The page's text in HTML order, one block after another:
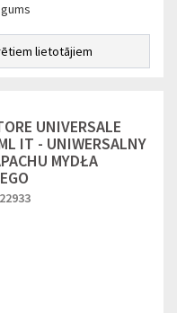
lietotājiem
UNIVERSALE
IT - UNIWERSALNY
MYDŁA